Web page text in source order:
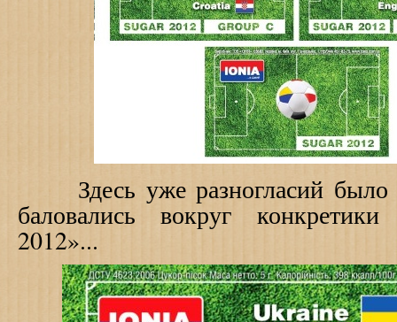
Здесь уже разногласий было
баловались вокруг
2012»...